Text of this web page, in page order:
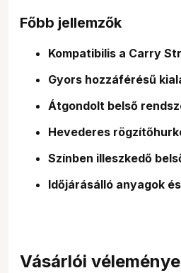
Főbb jellemzők
Kompatibilis a Carry
Gyors hozzáférésű
Átgondolt belső
Hevederes
Színben illeszkedő
Időjárásálló anyagok
Vásárlói